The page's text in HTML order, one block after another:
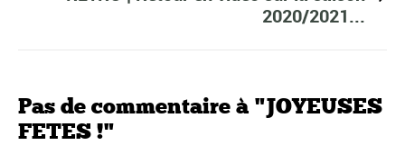
2020/2021...
Pas de commentaire à "JOYEUSES
FETES !"